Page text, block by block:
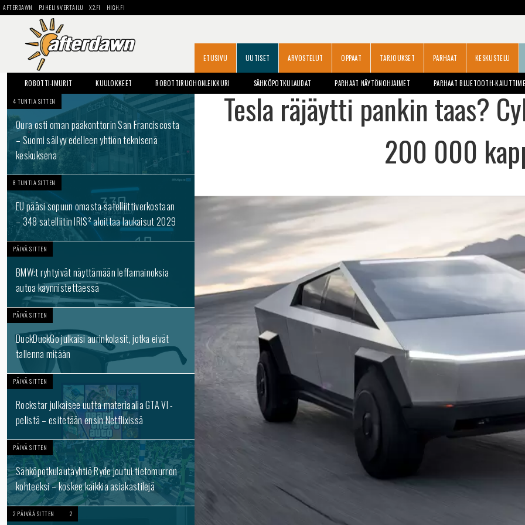
AFTERDAWN PUHELINVERTAILU X2.FI HIGH.FI
ETUSIVU UUTISET ARVOSTELUT OPPAAT TARJOUKSET PARHAAT KESKUSTELU
ROBOTTI-IMURIT KUULOKKEET ROBOTTIRUOHONLEIKKURI SÄHKÖPOTKULAUDAT PARHAAT NÄYTÖNOHJAIMET PARHAAT BLUETOOTH-
4 TUNTIA SITTEN
Oura osti oman pääkonttorin San Franciscosta
– Suomi säilyy edelleen yhtiön teknisenä
keskuksena
8 TUNTIA SITTEN
EU pääsi sopuun omasta satelliittiverkostaan
– 348 satelliitin IRIS² aloittaa laukaisut 2029
PÄIVÄ SITTEN
BMW:t ryhtyivät näyttämään leffamainoksia
autoa käynnistettäessä
PÄIVÄ SITTEN
DuckDuckGo julkaisi aurinkolasit, jotka eivät
tallenna mitään
PÄIVÄ SITTEN
Rockstar julkaisee uutta materiaalia GTA VI -
pelistä – esitetään ensin Netflixissä
PÄIVÄ SITTEN
Sähköpotkulautayhtiö Ryde joutui tietomurron
kohteeksi – koskee kaikkia asiakastilejä
2 PÄIVÄÄ SITTEN 2
Tesla räjäytti pankin taas?
200 000